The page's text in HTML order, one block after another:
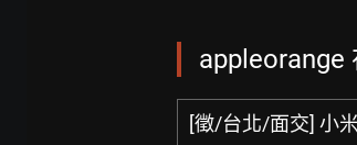
appleorange
[徵/台北/面交] 小